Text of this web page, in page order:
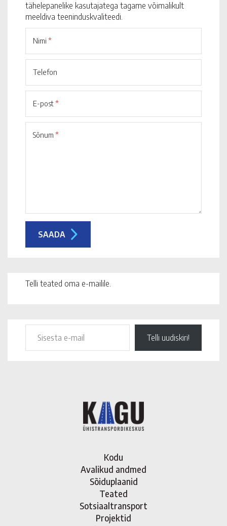
tähelepanelike kasutajatega tagame võimalikult
meeldiva teeninduskvaliteedi.
Nimi *
Telefon
E-post*
Sõnum *
Telli teated oma e-mailile.
Telli uudiskiri!
Kodu
Avalikud andmed
Sõiduplaanid
Teated
Sotsiaaltransport
Projektid